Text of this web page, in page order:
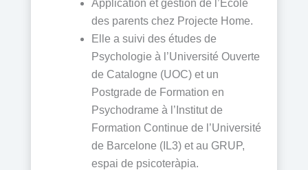
Application et gestion de l’École
des parents chez Projecte Home.
Elle a suivi des études de
Psychologie à l’Université Ouverte
de Catalogne (UOC) et un
Postgrade de Formation en
Psychodrame à l’Institut de
Formation Continue de l’Université
de Barcelone (IL3) et au GRUP,
espai de psicoteràpia.